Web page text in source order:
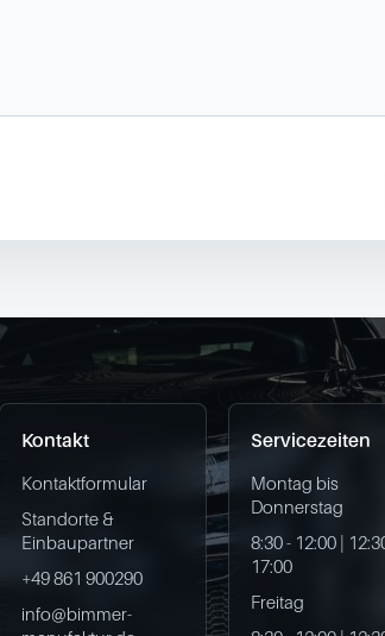
Kontakt
Kontaktformular
Standorte &
Einbaupartner
+49 861 900290
info@bimmer-
Servicezeiten
Montag bis
Donnerstag
8:30 - 12:00 |
17:00
Freitag